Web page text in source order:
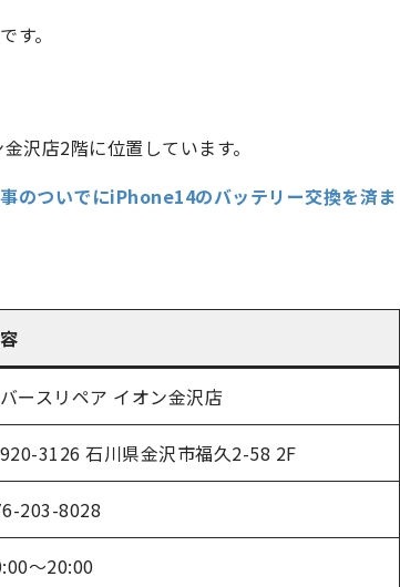
す。
沢店2階に位置しています。
のついでにiPhone14のバッテリー交換を済ま
ースリペア イオン金沢店
3126 石川県金沢市福久2-58 2F
203-8028
～20:00